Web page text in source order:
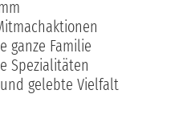
ganze Familie
Spezialitäten
gelebte Vielfalt